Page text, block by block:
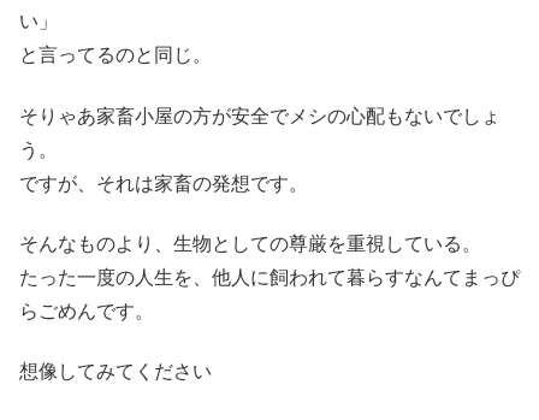
い」
と言ってるのと同じ。
そりゃあ家畜小屋の方が安全でメシの心配もないでしょ
う。
ですが、それは家畜の発想です。
そんなものより、生物としての尊厳を重視している。
たった一度の人生を、他人に飼われて暮らすなんてまっぴ
らごめんです。
想像してみてください